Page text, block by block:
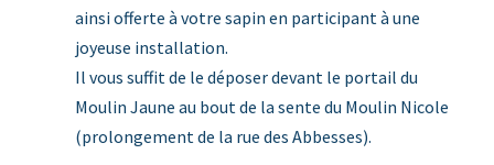
ainsi offerte à votre sapin en participant à une
joyeuse installation.
Il vous suffit de le déposer devant le portail du
Moulin Jaune au bout de la sente du Moulin Nicole
(prolongement de la rue des Abbesses).